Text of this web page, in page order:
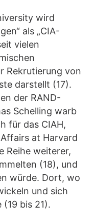
wird
als „CIA-
vielen
Rekrutierung von
darstellt (17).
der RAND-
Schelling warb
für das CIAH,
at Harvard
Reihe weiterer,
(18), und
würde. Dort, wo
und sich
bis 21).